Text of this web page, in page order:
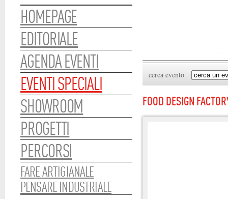
HOMEPAGE
EDITORIALE
AGENDA EVENTI
EVENTI SPECIALI
SHOWROOM
PROGETTI
PERCORSI
FARE ARTIGIANALE
PENSARE INDUSTRIALE
cerca evento
FOOD DESIGN